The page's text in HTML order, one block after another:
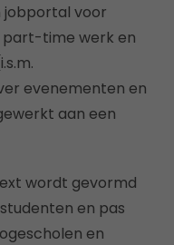
jobportal voor
time werk en
evenementen en
aan een
wordt gevormd
en pas
en